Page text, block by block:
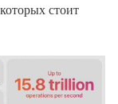
стоит